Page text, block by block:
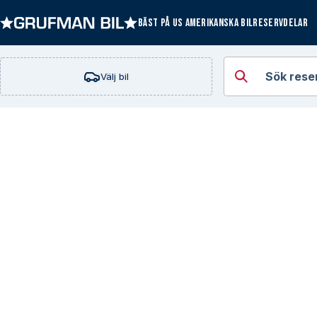
BÄST PÅ US AMERIKANSKA BILRESERVDELAR
Välj bil
Sök